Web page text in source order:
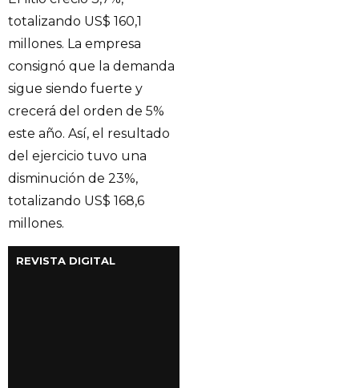
totalizando US$ 160,1
millones. La empresa
consignó que la demanda
sigue siendo fuerte y
crecerá del orden de 5%
este año. Así, el resultado
del ejercicio tuvo una
disminución de 23%,
totalizando US$ 168,6
millones.
REVISTA DIGITAL